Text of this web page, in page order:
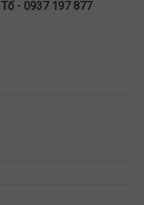
- 0937 197 877